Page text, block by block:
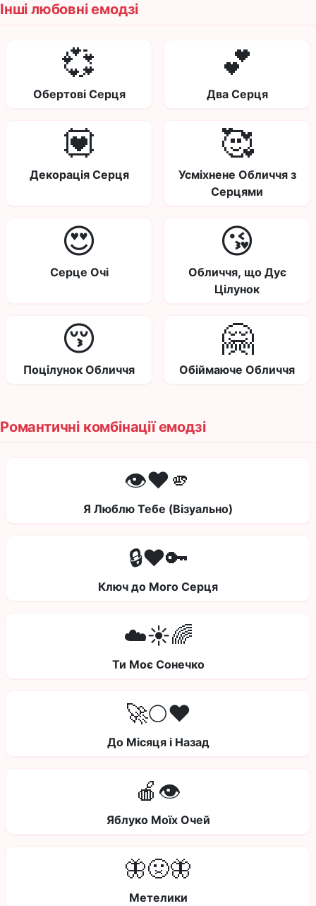
Інші любовні емодзі
💞
Обертові Серця
💕
Два Серця
💟
Декорація Серця
🥰
Усміхнене Обличчя з
Серцями
😍
Серце Очі
😘
Обличчя, що Дує
Цілунок
😚
Поцілунок Обличчя
🤗
Обіймаюче Обличчя
Романтичні комбінації емодзі
👁️❤️🫵
Я Люблю Тебе (Візуально)
🔒❤️🔑
Ключ до Мого Серця
☁️☀️🌈
Ти Моє Сонечко
🚀🌕❤️
До Місяця і Назад
🍎👁️
Яблуко Моїх Очей
🦋🤢🦋
Метелики